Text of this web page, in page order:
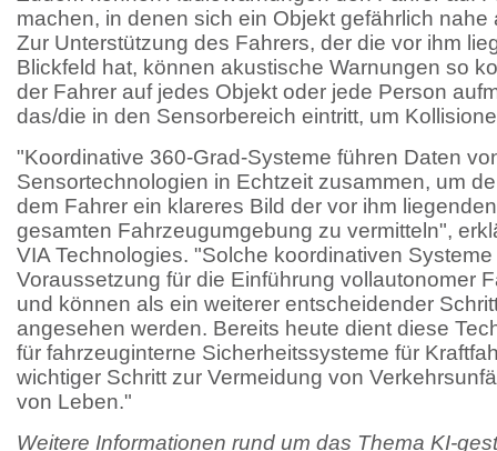
machen, in denen sich ein Objekt gefährlich
Zur Unterstützung des Fahrers, der die vor ihm
Blickfeld hat, können akustische Warnungen so
der Fahrer auf jedes Objekt oder jede Person
das/die in den Sensorbereich eintritt, um
"Koordinative 360-Grad-Systeme führen Daten
Sensortechnologien in Echtzeit zusammen, um
dem Fahrer ein klareres Bild der vor ihm
gesamten Fahrzeugumgebung zu vermitteln",
VIA Technologies. "Solche koordinativen
Voraussetzung für die Einführung vollautonomer
und können als ein weiterer entscheidender
angesehen werden. Bereits heute dient diese
für fahrzeuginterne Sicherheitssysteme für
wichtiger Schritt zur Vermeidung von
von Leben."
Weitere Informationen rund um das Thema KI-